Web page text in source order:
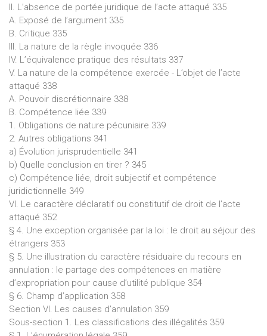
II. L’absence de portée juridique de l’acte attaqué 335
A. Exposé de l’argument 335
B. Critique 335
III. La nature de la règle invoquée 336
IV. L’équivalence pratique des résultats 337
V. La nature de la compétence exercée - L’objet de l’acte
attaqué 338
A. Pouvoir discrétionnaire 338
B. Compétence liée 339
1. Obligations de nature pécuniaire 339
2. Autres obligations 341
a) Évolution jurisprudentielle 341
b) Quelle conclusion en tirer ? 345
c) Compétence liée, droit subjectif et compétence
juridictionnelle 349
VI. Le caractère déclaratif ou constitutif de droit de l’acte
attaqué 352
§ 4. Une exception organisée par la loi : le droit au séjour des
étrangers 353
§ 5. Une illustration du caractère résiduaire du recours en
annulation : le partage des compétences en matière
d’expropriation pour cause d’utilité publique 354
§ 6. Champ d’application 358
Section VI. Les causes d’annulation 359
Sous-section 1. Les classifications des illégalités 359